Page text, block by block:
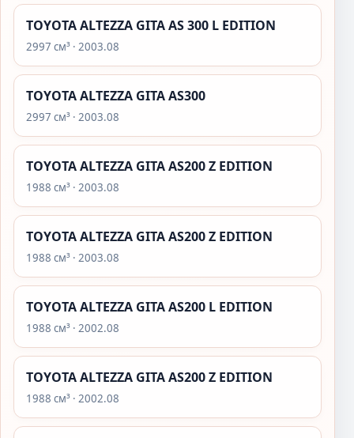
TOYOTA ALTEZZA GITA AS 300 L EDITION
2997 см³ · 2003.08
TOYOTA ALTEZZA GITA AS300
2997 см³ · 2003.08
TOYOTA ALTEZZA GITA AS200 Z EDITION
1988 см³ · 2003.08
TOYOTA ALTEZZA GITA AS200 Z EDITION
1988 см³ · 2003.08
TOYOTA ALTEZZA GITA AS200 L EDITION
1988 см³ · 2002.08
TOYOTA ALTEZZA GITA AS200 Z EDITION
1988 см³ · 2002.08